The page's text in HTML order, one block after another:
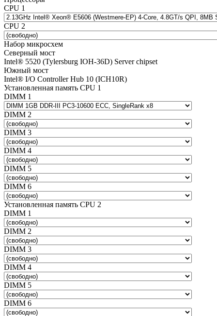
CPU 1
CPU 2
Набор микросхем
Северный мост
Intel® 5520 (Tylersburg IOH-36D) Server chipset
Южный мост
Intel® I/O Controller Hub 10 (ICH10R)
Установленная память CPU 1
DIMM 1
DIMM 2
DIMM 3
DIMM 4
DIMM 5
DIMM 6
Установленная память CPU 2
DIMM 1
DIMM 2
DIMM 3
DIMM 4
DIMM 5
DIMM 6